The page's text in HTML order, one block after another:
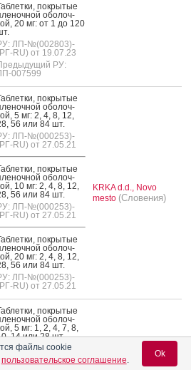
пок­ры­тые
обо­лоч­
20 мг: от 1 до 120
ЛП-№(002803)-
RU) от 19.07.23
РУ:
007599
пок­ры­тые
обо­лоч­
5 мг: 2, 4, 8, 12,
56 или 84 шт.
ЛП-№(000253)-
RU) от 27.05.21
пок­ры­тые
обо­лоч­
10 мг: 2, 4, 8, 12,
56 или 84 шт.
ЛП-№(000253)-
RU) от 27.05.21
пок­ры­тые
обо­лоч­
20 мг: 2, 4, 8, 12,
56 или 84 шт.
ЛП-№(000253)-
RU) от 27.05.21
KRKA d.d., Novo
mesto (Словения)
пок­ры­тые
обо­лоч­
5 мг: 1, 2, 4, 7, 8,
14 или 28 шт.
ЛП-№(004864)-
RU) от 14.03.24
файлы cookie
пользовательское соглашение.
Ok